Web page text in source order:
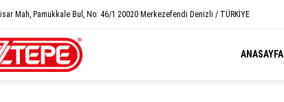
Mah, Pamukkale Bul, No: 46/1 20020 Merkezefendi Denizli / TÜRKİYE
ANASAYFA